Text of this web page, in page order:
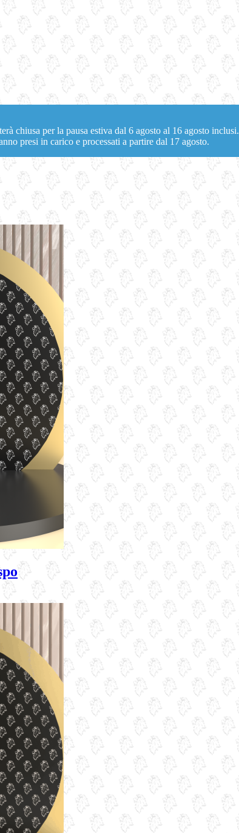
chiusa per la pausa estiva dal 6 agosto al 16 agosto inclusi.
presi in carico e processati a partire dal 17 agosto.